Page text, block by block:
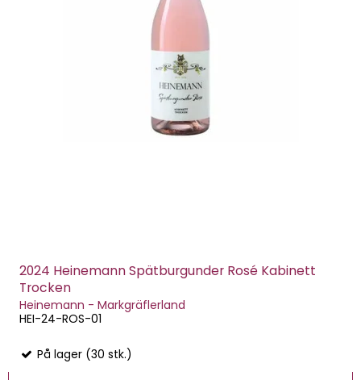
2024 Heinemann Spätburgunder Rosé Kabinett
Trocken
Heinemann - Markgräflerland
HEI-24-ROS-01
På lager (30 stk.)